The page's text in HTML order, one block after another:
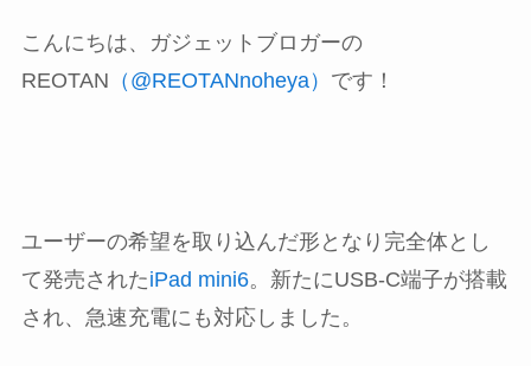
こんにちは、ガジェットブロガーの
REOTAN （@REOTANnoheya） です！
ユーザーの希望を取り込んだ形となり完全体とし
て発売されたiPad mini6。新たにUSB-C端子が搭載
され、急速充電にも対応しました。